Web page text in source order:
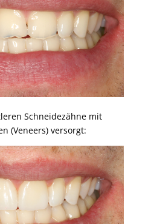
Schneidezähne mit
(Veneers) versorgt: